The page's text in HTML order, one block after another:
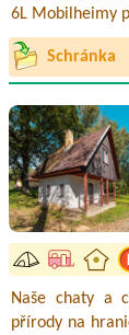
6L Mobilheimy
Schránka
Naše chaty a
přírody na